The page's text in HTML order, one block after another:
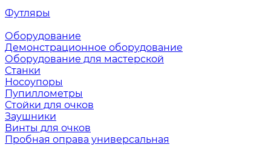
Футляры
Оборудование
Демонстрационное оборудование
Оборудование для мастерской
Станки
Носоупоры
Пупиллометры
Стойки для очков
Заушники
Винты для очков
Пробная оправа универсальная